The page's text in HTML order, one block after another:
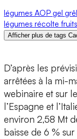
légumes AOP gel
légumes récolte fruits
Afficher plus de tags
D’après les
arrêtées à la mi-
webinaire et sur le
l’Espagne et
environ 2,58 Mt
baisse de 6 %